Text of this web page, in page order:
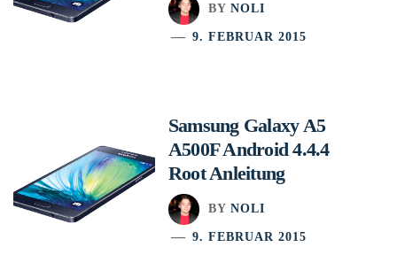
BY NOLI
9. FEBRUAR 2015
Samsung Galaxy A5
A500F Android 4.4.4
Root Anleitung
BY NOLI
9. FEBRUAR 2015